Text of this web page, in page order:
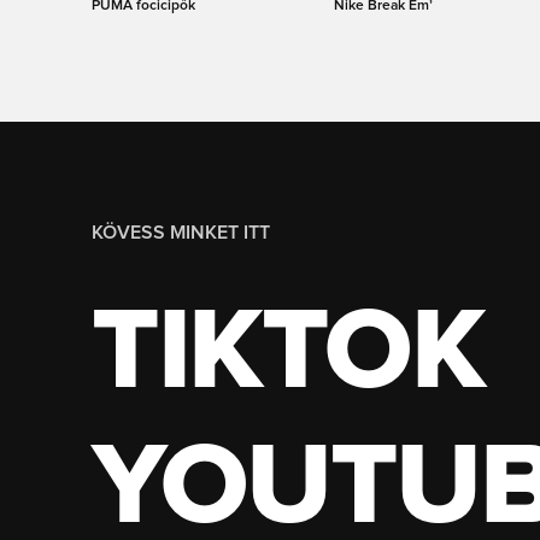
PUMA focicipők Nike Break Em’
KÖVESS MINKET ITT
TIKTOK